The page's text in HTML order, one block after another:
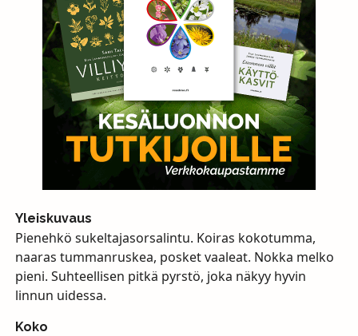
Yleiskuvaus
Pienehkö sukeltajasorsalintu. Koiras kokotumma,
naaras tummanruskea, posket vaaleat. Nokka melko
pieni. Suhteellisen pitkä pyrstö, joka näkyy hyvin
linnun uidessa.
Koko